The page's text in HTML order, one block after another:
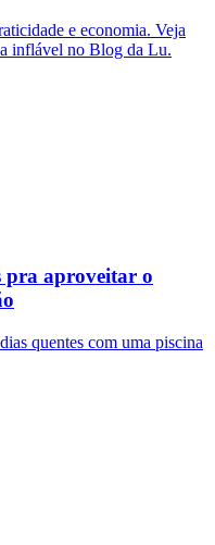
e economia. Veja
inflável no Blog da Lu.
pra aproveitar o
quentes com uma piscina